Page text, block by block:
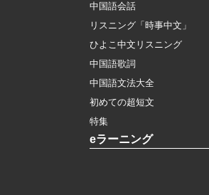
中国語会話
リスニング「時事中文」
ひよこ中文リスニング
中国語歌詞
中国語文法大全
初めての超短文
特集
eラーニング